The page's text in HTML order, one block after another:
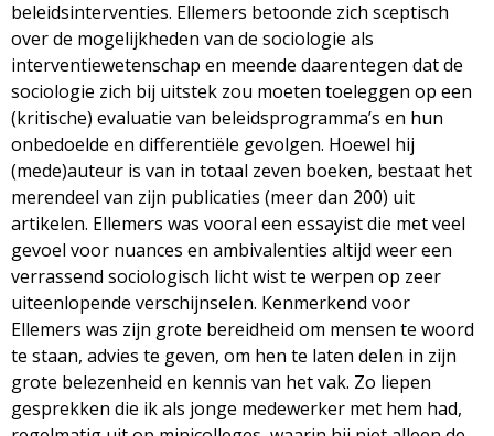
beleidsinterventies. Ellemers betoonde zich sceptisch
over de mogelijkheden van de sociologie als
interventiewetenschap en meende daarentegen dat de
sociologie zich bij uitstek zou moeten toeleggen op een
(kritische) evaluatie van beleidsprogramma’s en hun
onbedoelde en differentiële gevolgen. Hoewel hij
(mede)auteur is van in totaal zeven boeken, bestaat het
merendeel van zijn publicaties (meer dan 200) uit
artikelen. Ellemers was vooral een essayist die met veel
gevoel voor nuances en ambivalenties altijd weer een
verrassend sociologisch licht wist te werpen op zeer
uiteenlopende verschijnselen. Kenmerkend voor
Ellemers was zijn grote bereidheid om mensen te woord
te staan, advies te geven, om hen te laten delen in zijn
grote belezenheid en kennis van het vak. Zo liepen
gesprekken die ik als jonge medewerker met hem had,